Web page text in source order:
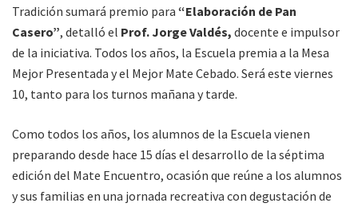
Tradición sumará premio para “Elaboración de Pan
Casero”, detalló el Prof. Jorge Valdés, docente e impulsor
de la iniciativa. Todos los años, la Escuela premia a la Mesa
Mejor Presentada y el Mejor Mate Cebado. Será este viernes
10, tanto para los turnos mañana y tarde.
Como todos los años, los alumnos de la Escuela vienen
preparando desde hace 15 días el desarrollo de la séptima
edición del Mate Encuentro, ocasión que reúne a los alumnos
y sus familias en una jornada recreativa con degustación de